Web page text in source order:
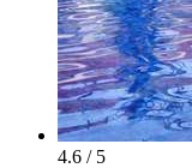
4.6 / 5